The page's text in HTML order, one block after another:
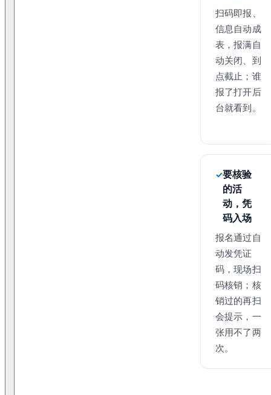
扫码即报、
信息自动成
表，报满自
动关闭、到
点截止；谁
报了打开后
台就看到。
要核验
的活
动，凭
码入场
报名通过自
动发凭证
码，现场扫
码核销；核
销过的再扫
会提示，一
张用不了两
次。